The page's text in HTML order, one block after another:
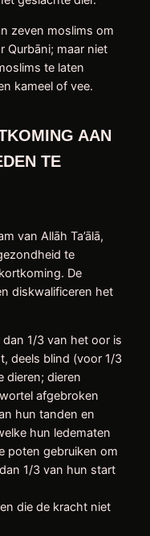
zeven moslims om
Qurbāni; maar niet
te laten
kameel of vee.
AAN
TE
van Allāh Ta’ālā,
te
De
diskwalificeren het
1/3 van het oor is
deels blind (voor 1/3
dieren; dieren
afgebroken
hun tanden en
hun ledematen
poten gebruiken om
1/3 van hun start
die de kracht niet